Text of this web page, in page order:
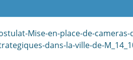
Mise-en-place-de-
dans-la-ville-de-